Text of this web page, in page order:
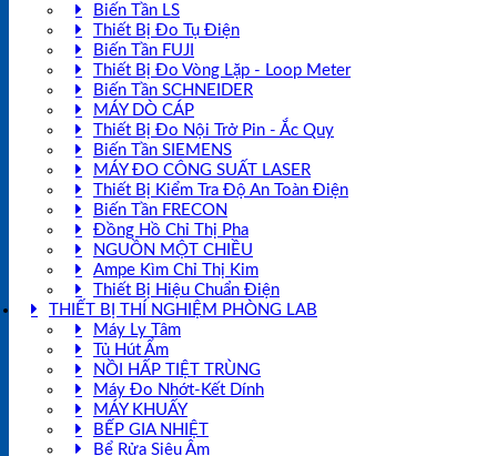
Biến Tần LS
Thiết Bị Đo Tụ Điện
Biến Tần FUJI
Thiết Bị Đo Vòng Lặp - Loop Meter
Biến Tần SCHNEIDER
MÁY DÒ CÁP
Thiết Bị Đo Nội Trở Pin - Ắc Quy
Biến Tần SIEMENS
MÁY ĐO CÔNG SUẤT LASER
Thiết Bị Kiểm Tra Độ An Toàn Điện
Biến Tần FRECON
Đồng Hồ Chỉ Thị Pha
NGUỒN MỘT CHIỀU
Ampe Kìm Chỉ Thị Kim
Thiết Bị Hiệu Chuẩn Điện
THIẾT BỊ THÍ NGHIỆM PHÒNG LAB
Máy Ly Tâm
Tủ Hút Ẩm
NỒI HẤP TIỆT TRÙNG
Máy Đo Nhớt-Kết Dính
MÁY KHUẤY
BẾP GIA NHIỆT
Bể Rửa Siêu Âm